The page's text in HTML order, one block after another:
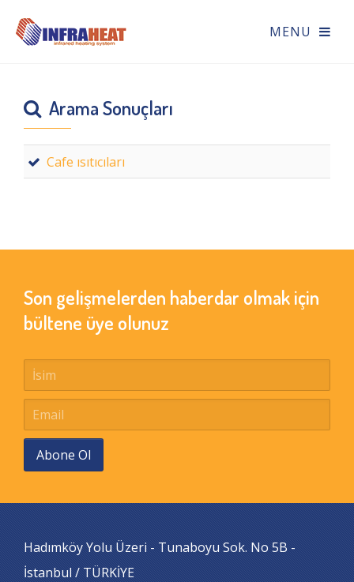
Arama Sonuçları
Cafe ısıtıcıları
Son gelişmelerden haberdar olmak için
bültene üye olunuz
Abone Ol
Hadımköy Yolu Üzeri - Tunaboyu Sok. No 5B -
İstanbul / TÜRKİYE